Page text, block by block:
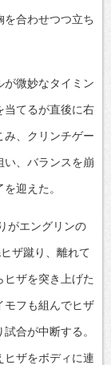
を合わせつつ立ち
が微妙なタイミン
当てるが直後に右
み、クリンチゲー
い、バランスを崩
迎えた。
がエングリンの
ザ蹴り、離れて
ザを突き上げた
モフも組んでヒザ
合が中断する。
ヒザをボディに連